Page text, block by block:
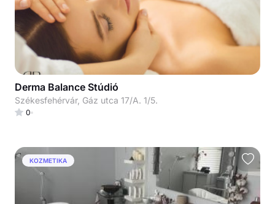
Derma Balance Stúdió
Székesfehérvár, Gáz utca 17/A. 1/5.
0
KOZMETIKA